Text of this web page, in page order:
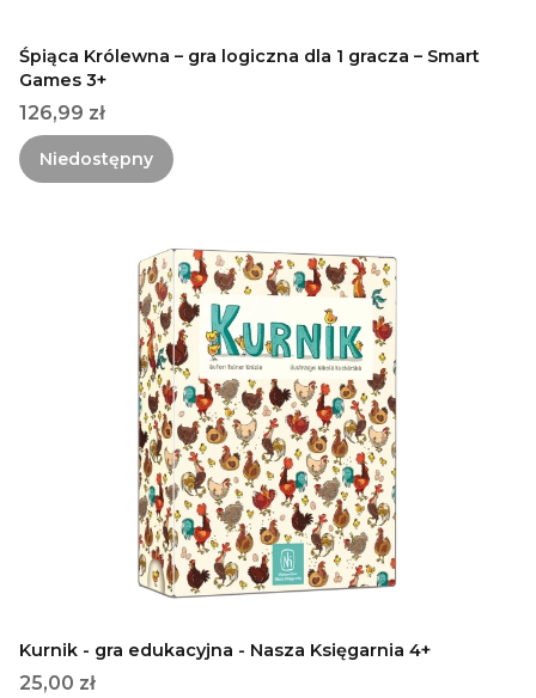
Śpiąca Królewna – gra logiczna dla 1 gracza – Smart
Games 3+
Cena
126,99 zł
Niedostępny
Kurnik - gra edukacyjna - Nasza Księgarnia 4+
Cena
25,00 zł